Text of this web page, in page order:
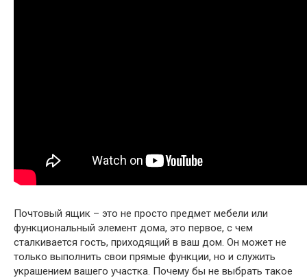
Почтовый ящик – это не просто предмет мебели или
функциональный элемент дома, это первое, с чем
сталкивается гость, приходящий в ваш дом. Он может не
только выполнить свои прямые функции, но и служить
украшением вашего участка. Почему бы не выбрать такое